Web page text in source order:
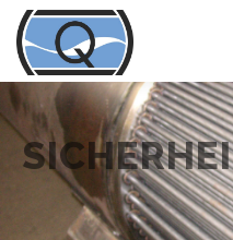
Zum
Inhalt
springen
LEISTUNGEN
ZERTIFIKATE &